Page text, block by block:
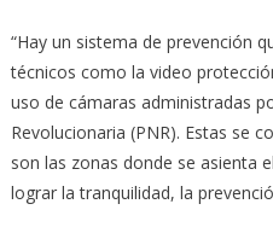
“Hay un sistema de prevención
técnicos como la video
uso de cámaras administradas
Revolucionaria (PNR). Estas se
son las zonas donde se asienta
lograr la tranquilidad, la